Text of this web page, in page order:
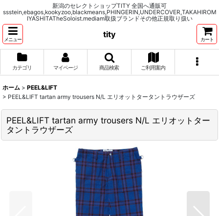
新潟のセレクトショップTITY 全国へ通販可
ssstein,ebagos,kookyzoo,blackmeans,PHINGERIN,UNDERCOVER,TAKAHIROM
IYASHITATheSoloist.mediam取扱ブランドその他正規取り扱い
メニュー
tity
カート
カテゴリ マイページ 商品検索 ご利用案内
ホーム > PEEL&LIFT
> PEEL&LIFT tartan army trousers N/L エリオットタータントラウザーズ
PEEL&LIFT tartan army trousers N/L エリオットター
タントラウザーズ